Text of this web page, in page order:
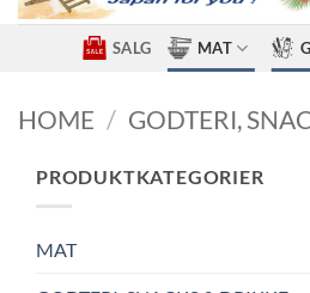
SALG MAT
HOME / GODTERI,
PRODUKTKATEGORIER
MAT